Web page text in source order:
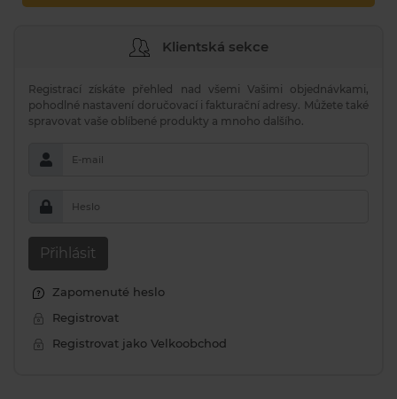
Klientská sekce
Registrací získáte přehled nad všemi Vašimi objednávkami,
pohodlné nastavení doručovací i fakturační adresy. Můžete také
spravovat vaše oblíbené produkty a mnoho dalšího.
E-mail
Heslo
Přihlásit
Zapomenuté heslo
Registrovat
Registrovat jako Velkoobchod